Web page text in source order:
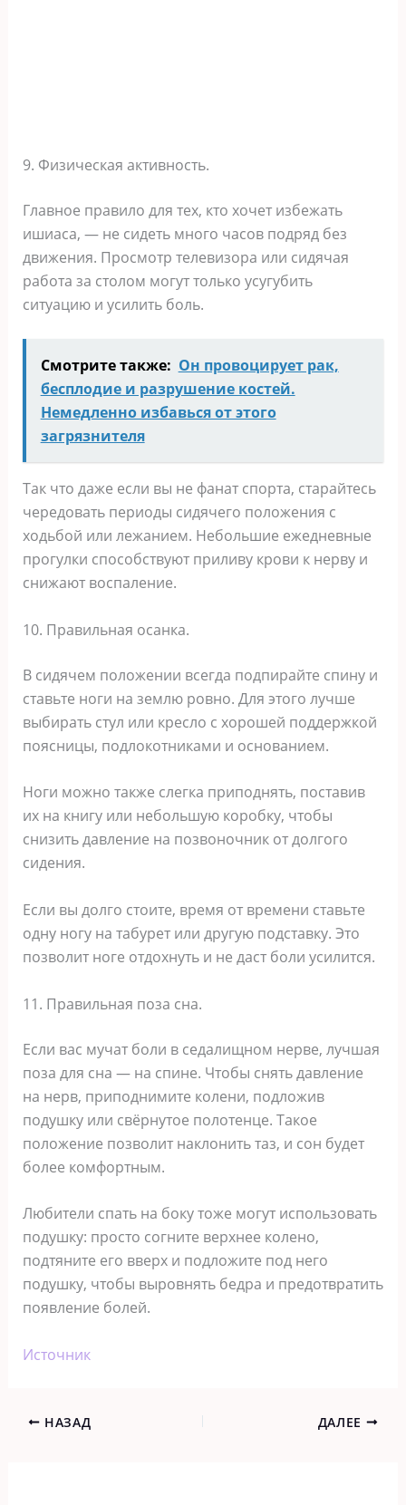
9. Физическая активность.
Главное правило для тех, кто хочет избежать
ишиаса, — не сидеть много часов подряд без
движения. Просмотр телевизора или сидячая
работа за столом могут только усугубить
ситуацию и усилить боль.
Смотрите также: Он провоцирует рак,
бесплодие и разрушение костей.
Немедленно избавься от этого
загрязнителя
Так что даже если вы не фанат спорта, старайтесь
чередовать периоды сидячего положения с
ходьбой или лежанием. Небольшие ежедневные
прогулки способствуют приливу крови к нерву и
снижают воспаление.
10. Правильная осанка.
В сидячем положении всегда подпирайте спину и
ставьте ноги на землю ровно. Для этого лучше
выбирать стул или кресло с хорошей поддержкой
поясницы, подлокотниками и основанием.
Ноги можно также слегка приподнять, поставив
их на книгу или небольшую коробку, чтобы
снизить давление на позвоночник от долгого
сидения.
Если вы долго стоите, время от времени ставьте
одну ногу на табурет или другую подставку. Это
позволит ноге отдохнуть и не даст боли усилится.
11. Правильная поза сна.
Если вас мучат боли в седалищном нерве, лучшая
поза для сна — на спине. Чтобы снять давление
на нерв, приподнимите колени, подложив
подушку или свёрнутое полотенце. Такое
положение позволит наклонить таз, и сон будет
более комфортным.
Любители спать на боку тоже могут использовать
подушку: просто согните верхнее колено,
подтяните его вверх и подложите под него
подушку, чтобы выровнять бедра и предотвратить
появление болей.
Источник
НАЗАД ДАЛЕЕ